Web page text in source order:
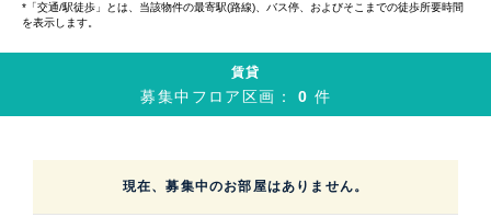
*「交通/駅徒歩」とは、当該物件の最寄駅(路線)、バス停、およびそこまでの徒歩所要時間
を表示します。
賃貸
募集中フロア区画：0件
現在、募集中のお部屋はありません。